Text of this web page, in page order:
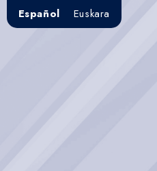
Español Euskara